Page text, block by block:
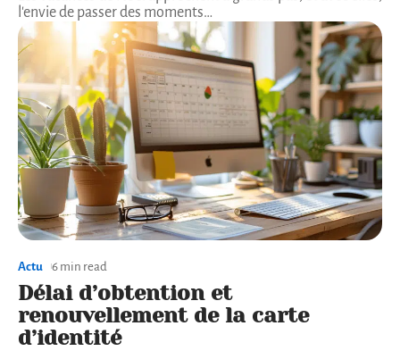
l'envie de passer des moments…
Actu 6 min read
Délai d’obtention et
renouvellement de la carte
d’identité